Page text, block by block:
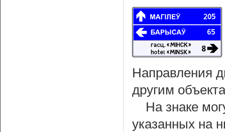
Направления
другим
На знаке
указанных на